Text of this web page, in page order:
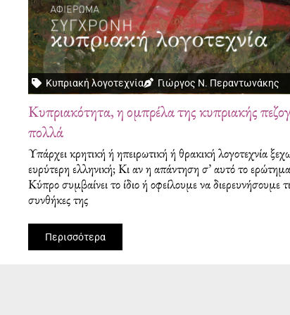
Κυπριακή λογοτεχνία Γιώργος Ν. Περαντωνάκης
Κυπριακότητα, η ομπρέλα της κυπριακής
πολλά
Υπάρχει κρητική ή ηπειρωτική ή θρακική λογοτεχνία
ευρύτερη ελληνική; Κι αν η απάντηση σ’ αυτό το
Κύπρο συμβαίνει το ίδιο ή οφείλουμε να διερευνήσουμε
συνθήκες της
Περισσότερα